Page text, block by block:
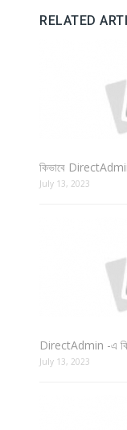
RELATED
কিভাবে
July 13, 2023
DirectAdmin -এ
July 13, 2023